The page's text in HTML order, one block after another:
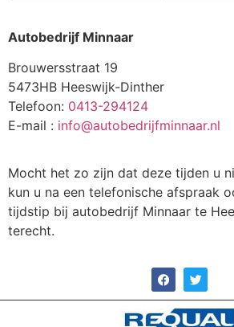
Autobedrijf Minnaar
Brouwersstraat 19
5473HB Heeswijk-Dinther
Telefoon: 0413-294124
E-mail : info@autobedrijfminnaar.nl
Mocht het zo zijn dat deze tijden u
kun u na een telefonische afspraak
tijdstip bij autobedrijf Minnaar te
terecht.